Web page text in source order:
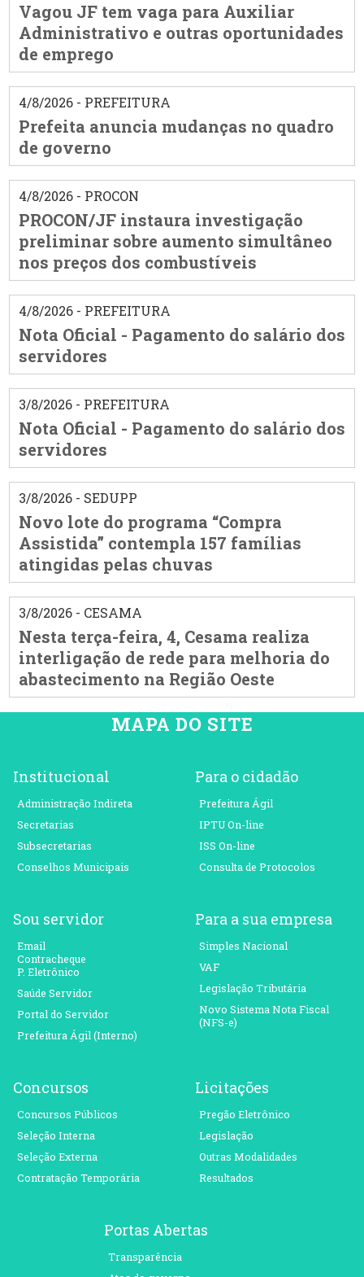
Vagou JF tem vaga para Auxiliar
Administrativo e outras oportunidades
de emprego
4/8/2026 - PREFEITURA
Prefeita anuncia mudanças no quadro
de governo
4/8/2026 - PROCON
PROCON/JF instaura investigação
preliminar sobre aumento simultâneo
nos preços dos combustíveis
4/8/2026 - PREFEITURA
Nota Oficial - Pagamento do salário dos
servidores
3/8/2026 - PREFEITURA
Nota Oficial - Pagamento do salário dos
servidores
3/8/2026 - SEDUPP
Novo lote do programa “Compra
Assistida” contempla 157 famílias
atingidas pelas chuvas
3/8/2026 - CESAMA
Nesta terça-feira, 4, Cesama realiza
interligação de rede para melhoria do
abastecimento na Região Oeste
MAPA DO SITE
Institucional
Administração Indireta
Secretarias
Subsecretarias
Conselhos Municipais
Para o cidadão
Prefeitura Ágil
IPTU On-line
ISS On-line
Consulta de Protocolos
Sou servidor
Email
Contracheque
P. Eletrônico
Saúde Servidor
Portal do Servidor
Prefeitura Ágil (Interno)
Para a sua empresa
Simples Nacional
VAF
Legislação Tributária
Novo Sistema Nota Fiscal
(NFS-e)
Concursos
Concursos Públicos
Seleção Interna
Seleção Externa
Contratação Temporária
Licitações
Pregão Eletrônico
Legislação
Outras Modalidades
Resultados
Portas Abertas
Transparência